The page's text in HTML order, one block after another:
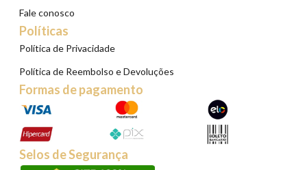
Fale conosco
Políticas
Política de Privacidade
Política de Reembolso e Devoluções
Formas de pagamento
Selos de Segurança